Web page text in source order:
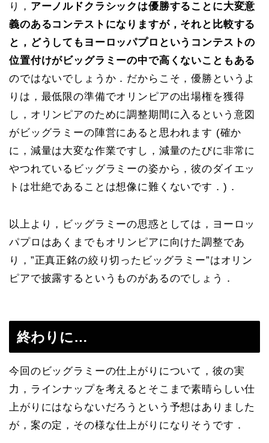
り， アーノルドクラシックは優勝することに大変意
義のあるコンテストになりますが，それと比較する
と，どうしてもヨーロッパプロというコンテストの
位置付けがビッグラミーの中で高くないこともある
のではないでしょうか．だからこそ，優勝というよ
りは，最低限の準備でオリンピアの出場権を獲得
し，オリンピアのために調整期間に入るという意図
がビッグラミーの陣営にあると思われます (確か
に，減量は大変な作業ですし，減量のたびに非常に
やつれているビッグラミーの姿から，彼のダイエッ
トは壮絶であることは想像に難くないです．)．
以上より，ビッグラミーの思惑としては，ヨーロッ
パプロはあくまでもオリンピアに向けた調整であ
り，”正真正銘の絞り切ったビッグラミー”はオリン
ピアで披露するというものがあるのでしょう．
終わりに…
今回のビッグラミーの仕上がりについて，彼の実
力，ラインナップを考えるとそこまで素晴らしい仕
上がりにはならないだろうという予想はありました
が，案の定，その様な仕上がりになりそうです．